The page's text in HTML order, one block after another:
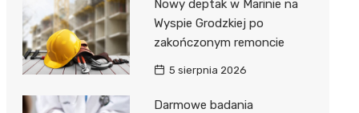
Zakład
Zdrowotnej
Publiczny
Nowy deptak w Marinie na
Wyspie Grodzkiej po
zakończonym remoncie
5 sierpnia 2026
Darmowe badania